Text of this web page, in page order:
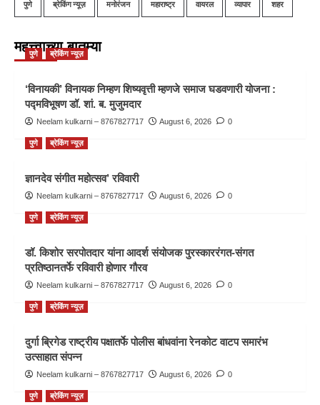
पुणे ब्रेकिंग न्यूज़ मनोरंजन महाराष्ट्र वायरल व्यापार शहर
महत्त्वाच्या बातम्या
पुणे ब्रेकिंग न्यूज़
‘विनायकी’ विनायक निम्हण शिष्यवृत्ती म्हणजे समाज घडवणारी योजना :
पद्मविभूषण डॉ. शां. ब. मुजुमदार
Neelam kulkarni – 8767827717 August 6, 2026 0
पुणे ब्रेकिंग न्यूज़
ज्ञानदेव संगीत महोत्सव’ रविवारी
Neelam kulkarni – 8767827717 August 6, 2026 0
पुणे ब्रेकिंग न्यूज़
डॉ. किशोर सरपोतदार यांना आदर्श संयोजक पुरस्काररंगत-संगत
प्रतिष्ठानतर्फे रविवारी होणार गौरव
Neelam kulkarni – 8767827717 August 6, 2026 0
पुणे ब्रेकिंग न्यूज़
दुर्गा ब्रिगेड राष्ट्रीय पक्षातर्फे पोलीस बांधवांना रेनकोट वाटप समारंभ
उत्साहात संपन्न
Neelam kulkarni – 8767827717 August 6, 2026 0
पुणे ब्रेकिंग न्यूज़